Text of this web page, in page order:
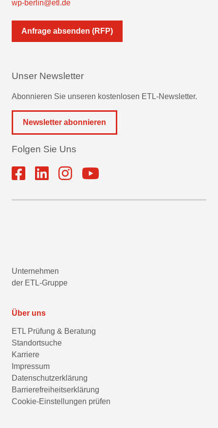
wp-berlin@etl.de
Anfrage absenden (RFP)
Unser Newsletter
Abonnieren Sie unseren kostenlosen ETL-Newsletter.
Newsletter abonnieren
Folgen Sie Uns
Unternehmen
der ETL-Gruppe
Über uns
ETL Prüfung & Beratung
Standortsuche
Karriere
Impressum
Datenschutzerklärung
Barrierefreiheitserklärung
Cookie-Einstellungen prüfen